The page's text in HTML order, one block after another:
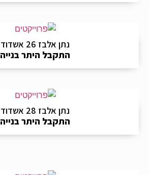
נתן אלבז 26 אשדוד
התקבל היתר בנייה
נתן אלבז 28 אשדוד
התקבל היתר בנייה